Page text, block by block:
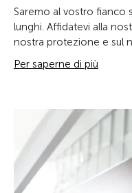
Saremo al vostro fianco
lunghi. Affidatevi alla
nostra protezione e sul
Per saperne di più